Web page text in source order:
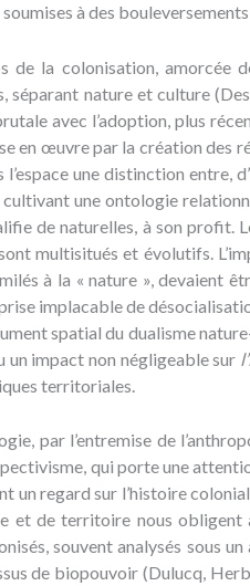
à des
la colonisation, amorcée
nature et culture
avec l’adoption, plus
en œuvre par la création des
une distinction entre,
une ontologie
de naturelles, à son profit.
multisitués et évolutifs.
à la « nature », devaient
implacable de
spatial du dualisme
un impact non négligeable sur
territoriales.
par l’entremise de
qui porte une
regard sur l’histoire
et de territoire nous
souvent analysés sous
de biopouvoir (Dulucq,